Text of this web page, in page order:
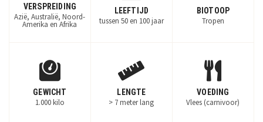
VERSPREIDING
Azië, Australië, Noord-
Amerika en Afrika
LEEFTIJD
tussen 50 en 100 jaar
BIOTOOP
Tropen
GEWICHT
1.000 kilo
LENGTE
> 7 meter lang
VOEDING
Vlees (carnivoor)